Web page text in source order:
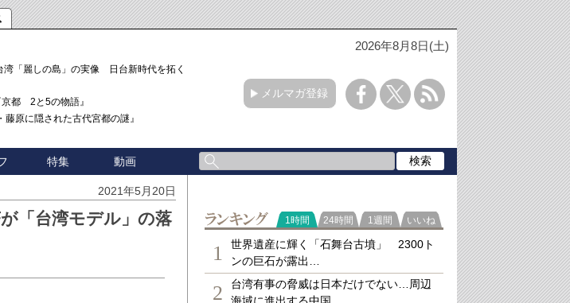
2026年8月8日(土)
湾「麗しの島」の実像 日台新時代を拓く「3
都 2と5の物語』
藤原に隠された古代宮都の謎』
メルマガ登録
特集 動画
2021年5月20日
「台湾モデル」の落
ランキング
1時間 24時間 1週間 いいね
1
世界遺産に輝く「石舞台古墳」 2300ト
ンの巨石が露出…
2
台湾有事の脅威は日本だけでない…周辺